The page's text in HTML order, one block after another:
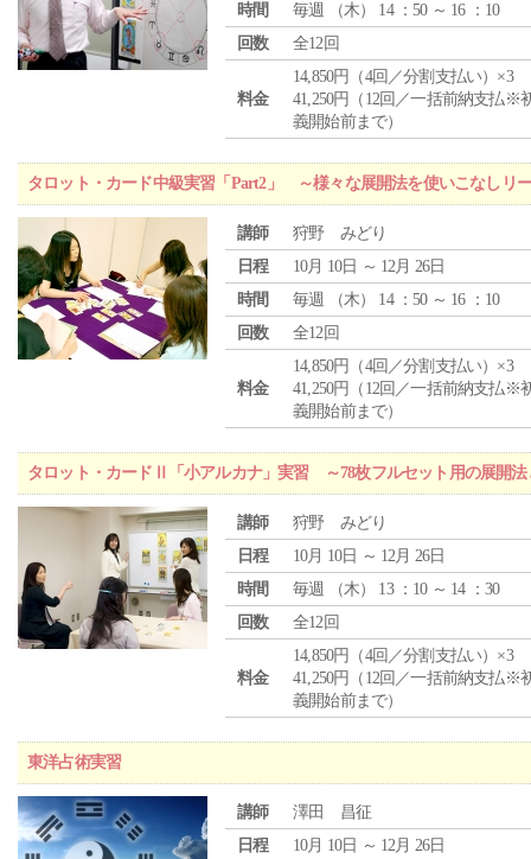
時間
毎週 （木） 14 ：50 ～ 16 ：10
回数
全12回
料金
14,850円（4回／分割支払い）×3
41,250円（12回／一括前納支払※
義開始前まで）
タロット・カード中級実習「Part2」 ～様々な展開法を使いこなしリ
講師
狩野 みどり
日程
10月 10日 ～ 12月 26日
時間
毎週 （木） 14 ：50 ～ 16 ：10
回数
全12回
料金
14,850円（4回／分割支払い）×3
41,250円（12回／一括前納支払※
義開始前まで）
タロット・カードⅡ「小アルカナ」実習 ～78枚フルセット用の展開法
講師
狩野 みどり
日程
10月 10日 ～ 12月 26日
時間
毎週 （木） 13 ：10 ～ 14 ：30
回数
全12回
料金
14,850円（4回／分割支払い）×3
41,250円（12回／一括前納支払※
義開始前まで）
東洋占術実習
講師
澤田 昌征
日程
10月 10日 ～ 12月 26日